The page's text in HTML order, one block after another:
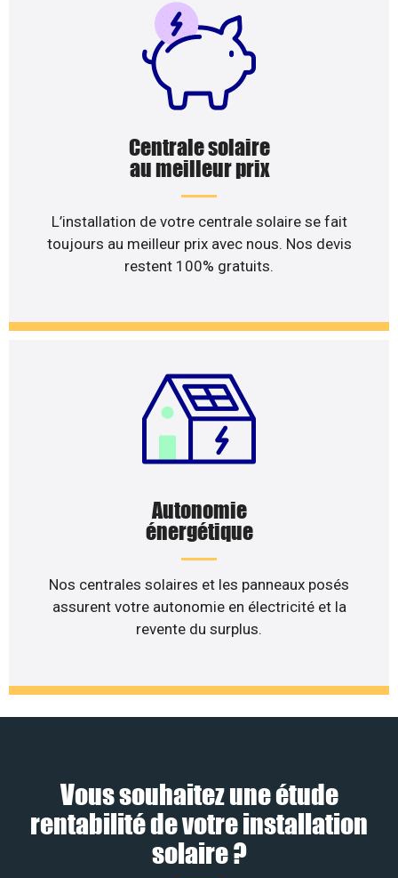
Centrale solaire
au meilleur prix
L’installation de votre centrale solaire se fait
toujours au meilleur prix avec nous. Nos devis
restent 100% gratuits.
Autonomie
énergétique
Nos centrales solaires et les panneaux posés
assurent votre autonomie en électricité et la
revente du surplus.
Vous souhaitez une étude
rentabilité de votre installation
solaire ?